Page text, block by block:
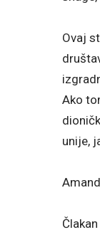
Ovaj
Ako
unije,